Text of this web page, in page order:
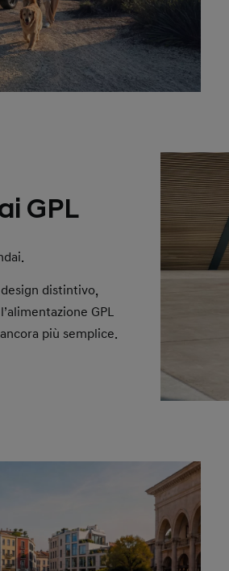
GPL
distintivo,
GPL
più semplice.